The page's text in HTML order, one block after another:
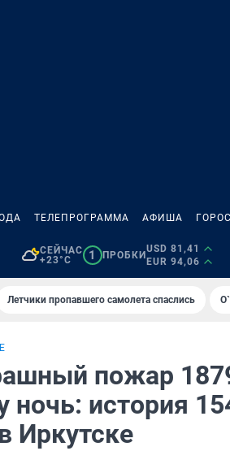
ТЕЛЕПРОГРАММА АФИША
СЕЙЧАС
+23°C
1 ПРОБКИ
USD 81,41
EUR 94,06
Летчики пропавшего самолета спаслись
пожар
ночь: история
Иркутске